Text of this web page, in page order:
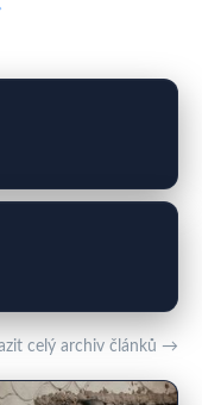
celý archiv článků →